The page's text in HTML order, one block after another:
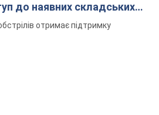
до наявних складських
отримає підтримку